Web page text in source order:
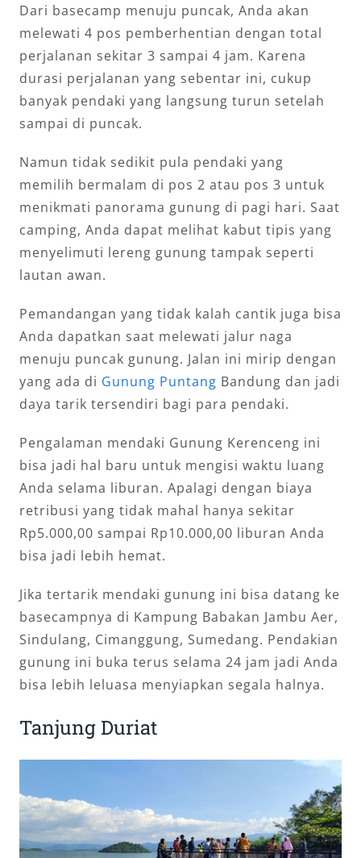
Dari basecamp menuju puncak, Anda akan
melewati 4 pos pemberhentian dengan total
perjalanan sekitar 3 sampai 4 jam. Karena
durasi perjalanan yang sebentar ini, cukup
banyak pendaki yang langsung turun setelah
sampai di puncak.
Namun tidak sedikit pula pendaki yang
memilih bermalam di pos 2 atau pos 3 untuk
menikmati panorama gunung di pagi hari. Saat
camping, Anda dapat melihat kabut tipis yang
menyelimuti lereng gunung tampak seperti
lautan awan.
Pemandangan yang tidak kalah cantik juga bisa
Anda dapatkan saat melewati jalur naga
menuju puncak gunung. Jalan ini mirip dengan
yang ada di Gunung Puntang Bandung dan jadi
daya tarik tersendiri bagi para pendaki.
Pengalaman mendaki Gunung Kerenceng ini
bisa jadi hal baru untuk mengisi waktu luang
Anda selama liburan. Apalagi dengan biaya
retribusi yang tidak mahal hanya sekitar
Rp5.000,00 sampai Rp10.000,00 liburan Anda
bisa jadi lebih hemat.
Jika tertarik mendaki gunung ini bisa datang ke
basecampnya di Kampung Babakan Jambu Aer,
Sindulang, Cimanggung, Sumedang. Pendakian
gunung ini buka terus selama 24 jam jadi Anda
bisa lebih leluasa menyiapkan segala halnya.
Tanjung Duriat